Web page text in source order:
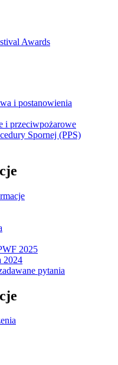
Awards
i postanowienia
i przeciwpożarowe
Spornej (PPS)
2025
2024
pytania